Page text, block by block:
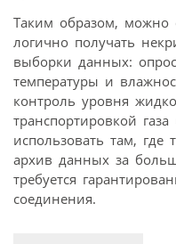
Таким образом, можно
логично получать
выборки данных:
температуры и
контроль уровня
транспортировкой
использовать там, где
архив данных за
требуется
соединения.